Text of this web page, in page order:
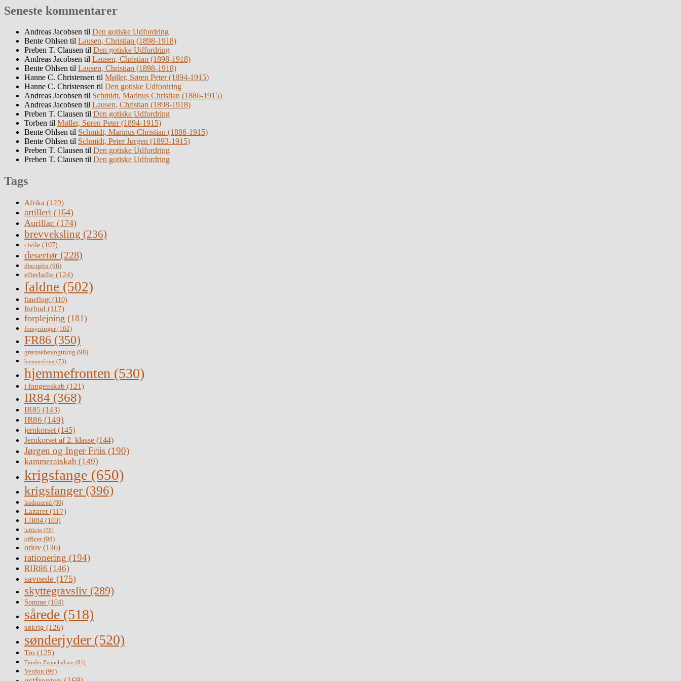
Seneste kommentarer
Andreas Jacobsen til Den gotiske Udfordring
Bente Ohlsen til Lausen, Christian (1898-1918)
Preben T. Clausen til Den gotiske Udfordring
Andreas Jacobsen til Lausen, Christian (1898-1918)
Bente Ohlsen til Lausen, Christian (1898-1918)
Hanne C. Christensen til Møller, Søren Peter (1894-1915)
Hanne C. Christensen til Den gotiske Udfordring
Andreas Jacobsen til Schmidt, Marinus Christian (1886-1915)
Andreas Jacobsen til Lausen, Christian (1898-1918)
Preben T. Clausen til Den gotiske Udfordring
Torben til Møller, Søren Peter (1894-1915)
Bente Ohlsen til Schmidt, Marinus Christian (1886-1915)
Bente Ohlsen til Schmidt, Peter Jørgen (1893-1915)
Preben T. Clausen til Den gotiske Udfordring
Preben T. Clausen til Den gotiske Udfordring
Tags
Afrika (129)
artilleri (164)
Aurillac (174)
brevveksling (236)
civile (107)
desertør (228)
disciplin (96)
efterladte (124)
faldne (502)
faneflugt (110)
forbud (117)
forplejning (181)
forsyninger(102)
FR86 (350)
grænsebevogtning (98)
hjemmefront (73)
hjemmefronten (530)
i fangenskab (121)
IR84 (368)
IR85 (143)
IR86 (149)
jernkorset(145)
Jernkorset af 2. klasse (144)
Jørgen og Inger Friis (190)
kammeratskab (149)
krigsfange (650)
krigsfanger (396)
landsmænd (90)
Lazaret (117)
LIR84 (103)
luftkrig (76)
officer(98)
orlov (136)
rationering (194)
RIR86 (146)
savnede (175)
skyttegravsliv (289)
Somme (104)
sårede (518)
søkrig (126)
sønderjyder (520)
Tro (125)
Tønder Zeppelinbase (81)
Verdun (96)